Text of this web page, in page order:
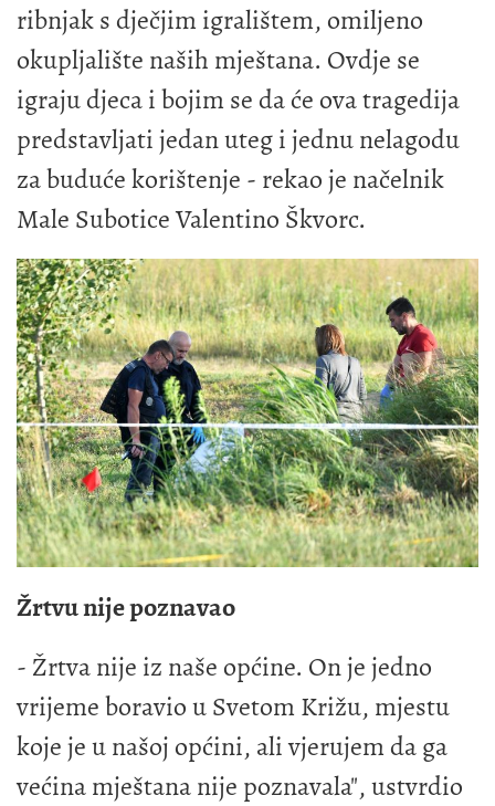
ribnjak s dječjim igralištem, omiljeno
okupljalište naših mještana. Ovdje se
igraju djeca i bojim se da će ova tragedija
predstavljati jedan uteg i jednu nelagodu
za buduće korištenje - rekao je načelnik
Male Subotice Valentino Škvorc.
Žrtvu nije poznavao
- Žrtva nije iz naše općine. On je jedno
vrijeme boravio u Svetom Križu, mjestu
koje je u našoj općini, ali vjerujem da ga
većina mještana nije poznavala", ustvrdio